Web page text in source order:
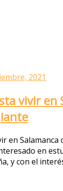
2021
vivir en
en Salamanca
en
y con el